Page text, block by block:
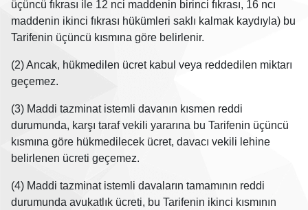
üçüncü fıkrası ile 12 nci maddenin birinci fıkrası, 16 ncı
maddenin ikinci fıkrası hükümleri saklı kalmak kaydıyla) bu
Tarifenin üçüncü kısmına göre belirlenir.
(2) Ancak, hükmedilen ücret kabul veya reddedilen miktarı
geçemez.
(3) Maddi tazminat istemli davanın kısmen reddi
durumunda, karşı taraf vekili yararına bu Tarifenin üçüncü
kısmına göre hükmedilecek ücret, davacı vekili lehine
belirlenen ücreti geçemez.
(4) Maddi tazminat istemli davaların tamamının reddi
durumunda avukatlık ücreti, bu Tarifenin ikinci kısmının